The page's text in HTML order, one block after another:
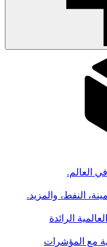
العالم.
النفط، والمزيد.
الرائدة
مع المؤشرات